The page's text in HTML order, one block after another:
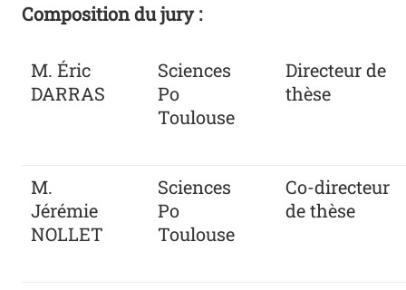
Composition du jury :
M. Éric
DARRAS
Sciences
Po
Toulouse
Directeur de
thèse
M.
Jérémie
NOLLET
Sciences
Po
Toulouse
Co-directeur
de thèse